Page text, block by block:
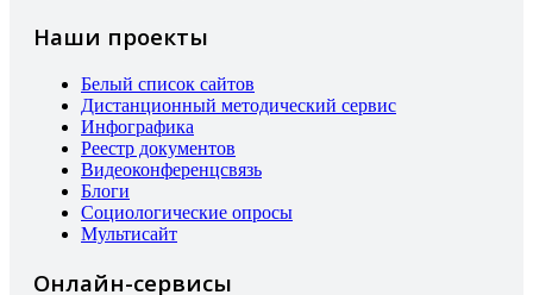
Наши проекты
Белый список сайтов
Дистанционный методический сервис
Инфографика
Реестр документов
Видеоконференцсвязь
Блоги
Социологические опросы
Мультисайт
Онлайн-сервисы